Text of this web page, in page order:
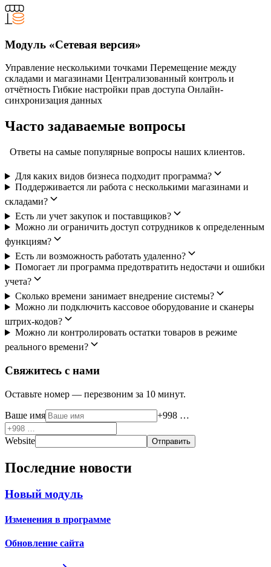
Модуль «Сетевая версия»
Управление несколькими точками Перемещение между
складами и магазинами Централизованный контроль и
отчётность Гибкие настройки прав доступа Онлайн-
синхронизация данных
Часто задаваемые вопросы
Ответы на самые популярные вопросы наших клиентов.
Для каких видов бизнеса подходит программа?
Поддерживается ли работа с несколькими магазинами и
складами?
Есть ли учет закупок и поставщиков?
Можно ли ограничить доступ сотрудников к определенным
функциям?
Есть ли возможность работать удаленно?
Помогает ли программа предотвратить недостачи и ошибки
учета?
Сколько времени занимает внедрение системы?
Можно ли подключить кассовое оборудование и сканеры
штрих-кодов?
Можно ли контролировать остатки товаров в режиме
реального времени?
Свяжитесь с нами
Оставьте номер — перезвоним за 10 минут.
Ваше имя +998 …
Website Отправить
Последние новости
Новый модуль
Изменения в программе
Обновление сайта